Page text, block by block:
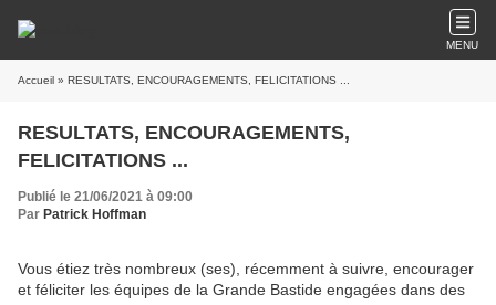
MENU
Accueil » RESULTATS, ENCOURAGEMENTS, FELICITATIONS ...
RESULTATS, ENCOURAGEMENTS,
FELICITATIONS ...
Publié le 21/06/2021 à 09:00
Par Patrick Hoffman
Vous étiez très nombreux (ses), récemment à suivre, encourager
et féliciter les équipes de la Grande Bastide engagées dans des